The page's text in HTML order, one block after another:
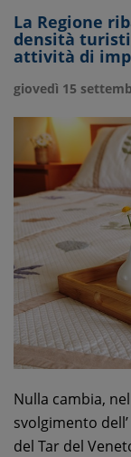
La Regione
densità
attività di
giovedì 15
Nulla cambia,
svolgimento
del Tar del